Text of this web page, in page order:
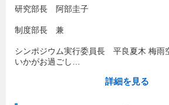
研究部長 阿部圭子
制度部長 兼
シンポジウム実行委員長 平良夏木 梅雨
いかがお過ごし…
詳細を見る